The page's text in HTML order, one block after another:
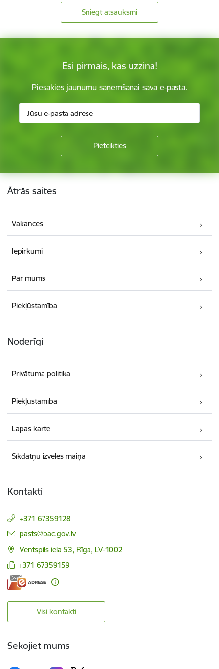
Sniegt atsauksmi
Esi pirmais, kas uzzina!
Piesakies jaunumu saņemšanai savā e-pastā.
Kājene
Ātrās saites
Vakances
Iepirkumi
Par mums
Piekļūstamība
Noderīgi
Privātuma politika
Piekļūstamība
Lapas karte
Sīkdatņu izvēles maiņa
Kontakti
+371 67359128
E-pasts:
pasts@bac.gov.lv
Ventspils iela 53, Rīga, LV-1002
+371 67359159
Visi kontakti
Sekojiet mums